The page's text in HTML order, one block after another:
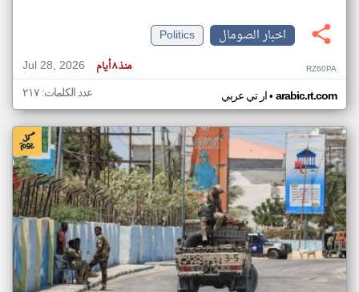
اخبار الصومال
Politics
Jul 28, 2026
منذ ٨ أيام RZ60PA
ار تي عربي• arabic.rt.com عدد الكلمات: ٢١٧